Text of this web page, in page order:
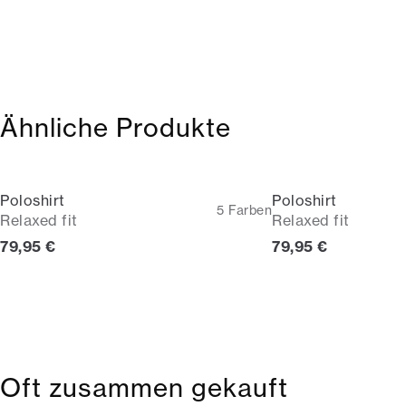
Ähnliche Produkte
Poloshirt
Relaxed fit
5 Farben
Preis
79,95 €
Poloshirt
Relaxed fit
Preis
79,95 €
Oft zusammen gekauft